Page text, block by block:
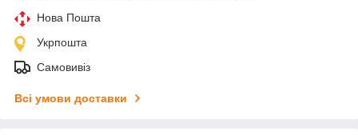
Нова Пошта
Укрпошта
Самовивіз
Всі умови доставки